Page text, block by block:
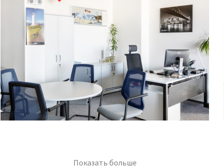
Показать больше